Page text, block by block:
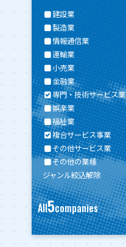
建設業
製造業
情報通信業
運輸業
小売業
金融業
専門・技術サービス業
娯楽業
福祉業
複合サービス事業
その他サービス業
その他の業種
ジャンル絞込解除
All5companies